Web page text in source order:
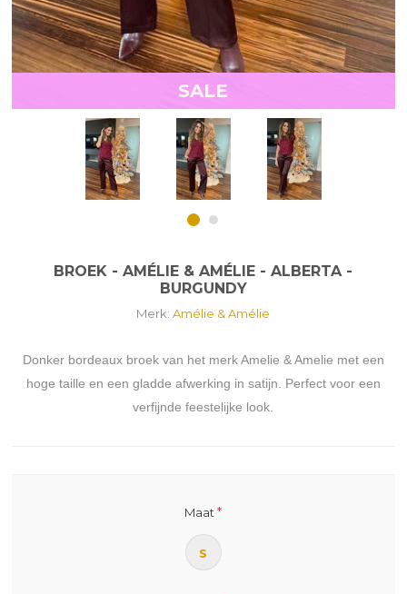
SALE
BROEK - AMÉLIE & AMÉLIE - ALBERTA -
BURGUNDY
Merk: Amélie & Amélie
Donker bordeaux broek van het merk Amelie & Amelie met een
hoge taille en een gladde afwerking in satijn. Perfect voor een
verfijnde feestelijke look.
Maat *
S